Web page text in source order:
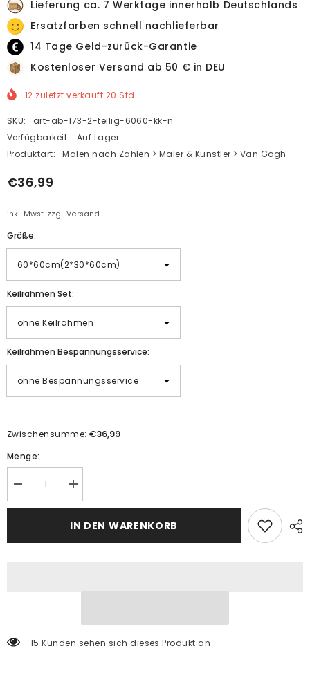
Lieferung ca. 7 Werktage innerhalb Deutschlands
Ersatzfarben schnell nachlieferbar
14 Tage Geld-zurück-Garantie
Kostenloser Versand ab 50 € in DEU
12 zuletzt verkauft 20 Std.
SKU:
art-ab-173-2-teilig-6060-kk-n
Verfügbarkeit:
Auf Lager
Produktart:
Malen nach Zahlen > Maler & Künstler > Van Gogh
€36,99
inkl. Mwst. zzgl. Versand
Größe:
Keilrahmen Set:
Keilrahmen Bespannungsservice:
Zwischensumme:€36,99
Menge:
Menge
verringern
für
Menge
erhöhen
für
nach
IN DEN WARENKORB
15 Kunden sehen sich dieses Produkt an